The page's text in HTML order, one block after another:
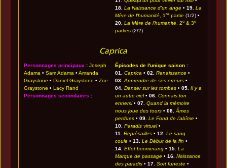
18. La Naissance d'un ange •19. La
Mère de l'humanité , 1re partie (1/2) •
20. La Mère de l'humanité , 2e & 3e
parties (2/2)
Caprica
Personnages principaux : Joseph
Adama •Sam Adama •Amanda
Graystone •Daniel Graystone •Zoe
Graystone •Lacy Rand
Personnages secondaires :
Épisodes de l'unique saison :
01.
Caprica •02. Renaissance •
03. Apprendre de ses erreurs •
04. Danser sur les tombes •05. Il y a
un autre ciel•06. Connais ton
ennemi•07. Quand la mémoire
nous joue des tours •08. Âmes
perdues •09. Le Fond de l'abîme •
10. Paradis virtuel•
11.
Représailles •12.
Le sang
coule •13. Le Début de la fin •
14. Effet boomerang •15. La
Marque de passage •16. Naissance
des paradis •17. Sort funeste •